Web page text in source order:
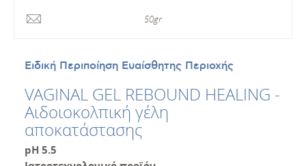
50gr
Ειδική Περιποίηση Ευαίσθητης Περιοχής
VAGINAL GEL REBOUND HEALING -
Αιδοιοκολπική γέλη
αποκατάστασης
pH 5.5